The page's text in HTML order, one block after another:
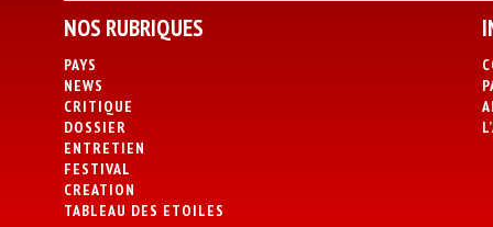
NOS RUBRIQUES
PAYS
NEWS
CRITIQUE
DOSSIER
ENTRETIEN
FESTIVAL
CREATION
TABLEAU DES ETOILES